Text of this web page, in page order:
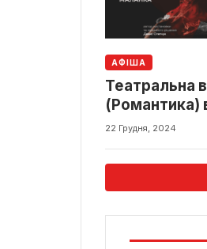
АФІША
Театральна
(Романтика)
22 Грудня, 2024